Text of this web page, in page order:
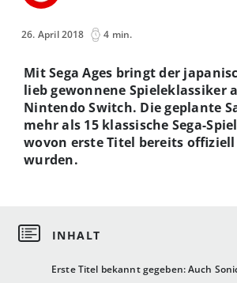
26. April 2018 4 min.
Erste Titel bekannt gegeben: Auch
Mit Sega Ages bringt der
lieb gewonnene Spieleklassiker
Nintendo Switch. Die geplante
mehr als 15 klassische Sega-
wovon erste Titel bereits
wurden.